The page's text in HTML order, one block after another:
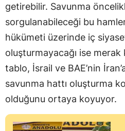
getirebilir. Savunma
sorgulanabileceği bu
hükümeti üzerinde iç
oluşturmayacağı ise
tablo, İsrail ve BAE’nin
savunma hattı oluşturma
olduğunu ortaya koyuyor.